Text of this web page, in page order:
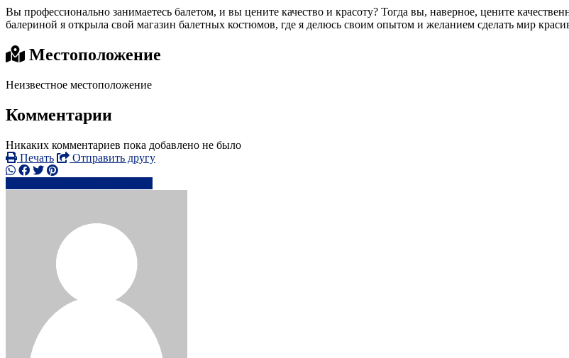
Вы профессионально занимаетесь балетом, и вы цените качество и красоту? Тогда вы, наверное, цените
балериной я открыла свой магазин балетных костюмов, где я делюсь своим опытом и желанием сделать мир
Местоположение
Неизвестное местоположение
Комментарии
Никаких комментариев пока добавлено не было
Печать
Отправить другу